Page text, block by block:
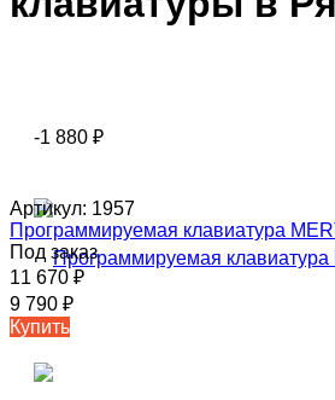
-1 880 ₽
Артикул: 1957
Программируемая клавиатура
Под заказ
11 670 ₽
9 790 ₽
Купить